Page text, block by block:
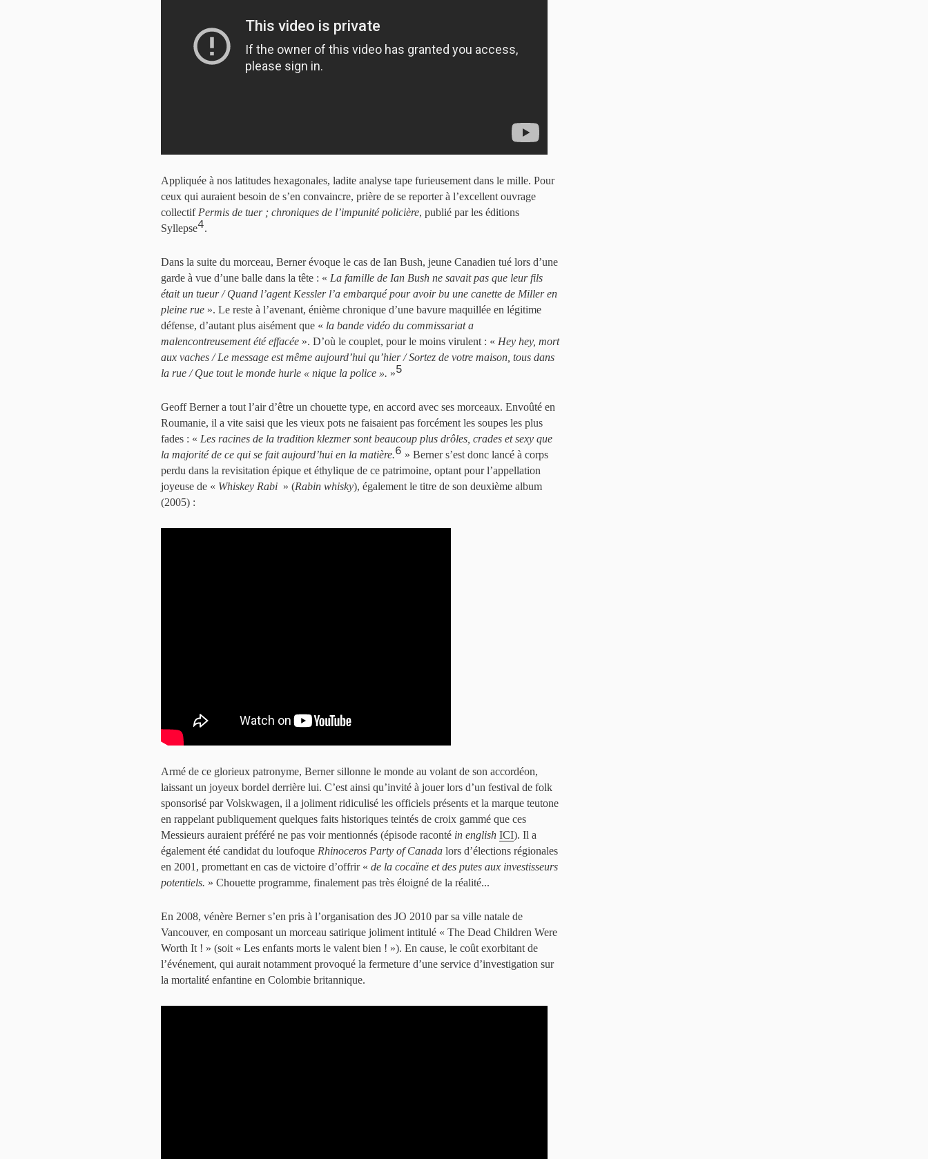
Appliquée à nos latitudes hexagonales, ladite analyse tape furieusement dans le mille. Pour
ceux qui auraient besoin de s’en convaincre, prière de se reporter à l’excellent ouvrage
collectif Permis de tuer ; chroniques de l’impunité policière, publié par les éditions
Syllepse4.
Dans la suite du morceau, Berner évoque le cas de Ian Bush, jeune Canadien tué lors d’une
garde à vue d’une balle dans la tête : « La famille de Ian Bush ne savait pas que leur fils
était un tueur / Quand l’agent Kessler l’a embarqué pour avoir bu une canette de Miller en
pleine rue ». Le reste à l’avenant, énième chronique d’une bavure maquillée en légitime
défense, d’autant plus aisément que « la bande vidéo du commissariat a
malencontreusement été effacée ». D’où le couplet, pour le moins virulent : « Hey hey, mort
aux vaches / Le message est même aujourd’hui qu’hier / Sortez de votre maison, tous dans
la rue / Que tout le monde hurle « nique la police ». »5
Geoff Berner a tout l’air d’être un chouette type, en accord avec ses morceaux. Envoûté en
Roumanie, il a vite saisi que les vieux pots ne faisaient pas forcément les soupes les plus
fades : « Les racines de la tradition klezmer sont beaucoup plus drôles, crades et sexy que
la majorité de ce qui se fait aujourd’hui en la matière.6 » Berner s’est donc lancé à corps
perdu dans la revisitation épique et éthylique de ce patrimoine, optant pour l’appellation
joyeuse de « Whiskey Rabi » (Rabin whisky), également le titre de son deuxième album
(2005) :
Armé de ce glorieux patronyme, Berner sillonne le monde au volant de son accordéon,
laissant un joyeux bordel derrière lui. C’est ainsi qu’invité à jouer lors d’un festival de folk
sponsorisé par Volskwagen, il a joliment ridiculisé les officiels présents et la marque teutone
en rappelant publiquement quelques faits historiques teintés de croix gammé que ces
Messieurs auraient préféré ne pas voir mentionnés (épisode raconté in english ICI). Il a
également été candidat du loufoque Rhinoceros Party of Canada lors d’élections régionales
en 2001, promettant en cas de victoire d’offrir « de la cocaïne et des putes aux investisseurs
potentiels. » Chouette programme, finalement pas très éloigné de la réalité...
En 2008, vénère Berner s’en pris à l’organisation des JO 2010 par sa ville natale de
Vancouver, en composant un morceau satirique joliment intitulé « The Dead Children Were
Worth It ! » (soit « Les enfants morts le valent bien ! »). En cause, le coût exorbitant de
l’événement, qui aurait notamment provoqué la fermeture d’une service d’investigation sur
la mortalité enfantine en Colombie britannique.